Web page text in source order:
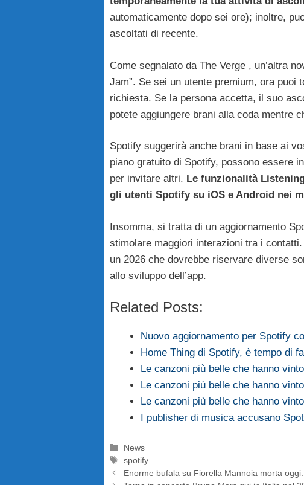
automaticamente dopo sei ore); inoltre,
ascoltati di recente.
Come segnalato da The Verge , un’altra
Jam”. Se sei un utente premium, ora puoi
richiesta. Se la persona accetta, il suo
potete aggiungere brani alla coda mentre
Spotify suggerirà anche brani in base ai
piano gratuito di Spotify, possono essere
per invitare altri. Le funzionalità
gli utenti Spotify su iOS e Android nei
Insomma, si tratta di un aggiornamento
stimolare maggiori interazioni tra i
un 2026 che dovrebbe riservare diverse
allo sviluppo dell’app.
Related Posts:
Nuovo aggiornamento per Spotify
Home Thing di Spotify, è tempo di
Le canzoni più belle che hanno
Le canzoni più belle che hanno
Le canzoni più belle che hanno
I publisher di musica accusano
Categorie
News
Tag
spotify
Enorme bufala su Fiorella Mannoia morta